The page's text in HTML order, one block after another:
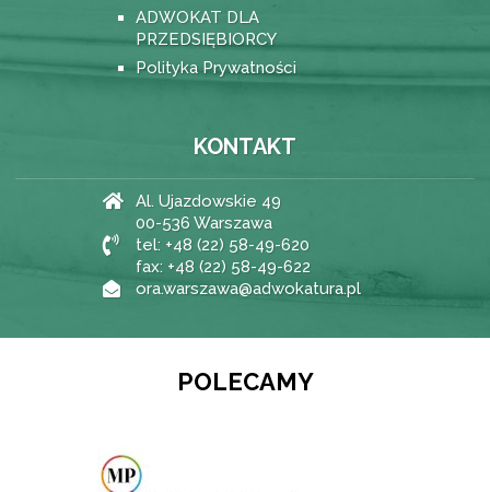
ADWOKAT DLA
PRZEDSIĘBIORCY
Polityka Prywatności
KONTAKT
Al. Ujazdowskie 49
00-536 Warszawa
tel: +48 (22) 58-49-620
fax: +48 (22) 58-49-622
ora.warszawa@adwokatura.pl
POLECAMY